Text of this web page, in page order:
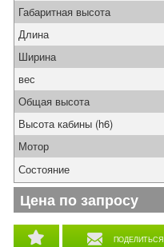
ПОДЕЛИТЬСЯ
Габаритная высота
Длина
Ширина
вес
Общая высота
Высота кабины (h6)
Мотор
Состояние
Цена по запросу